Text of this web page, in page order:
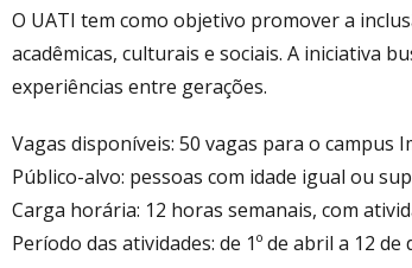
O UATI tem como objetivo promover a
acadêmicas, culturais e sociais. A iniciativa
experiências entre gerações.
Vagas disponíveis: 50 vagas para o campus
Público-alvo: pessoas com idade igual ou
Carga horária: 12 horas semanais, com
Período das atividades: de 1º de abril a 12 de